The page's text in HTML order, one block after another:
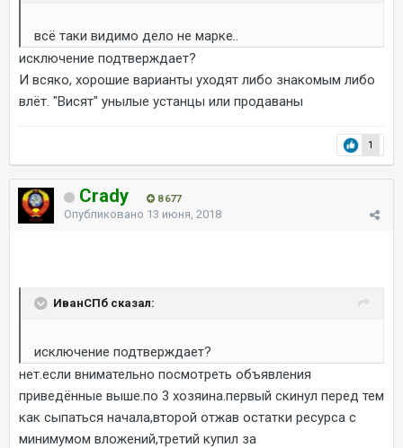
всё таки видимо дело не марке..
исключение подтверждает?
И всяко, хорошие варианты уходят либо знакомым либо
влёт. "Висят" унылые устанцы или продаваны
1
Crady 8 677
Опубликовано 13 июня, 2018
ИванСПб сказал:
исключение подтверждает?
нет.если внимательно посмотреть объявления
приведённые выше.по 3 хозяина.первый скинул перед тем
как сыпаться начала,второй отжав остатки ресурса с
минимумом вложений,третий купил за